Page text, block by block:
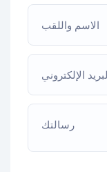
الاسم واللقب
البريد الإلكتروني
رسالتك